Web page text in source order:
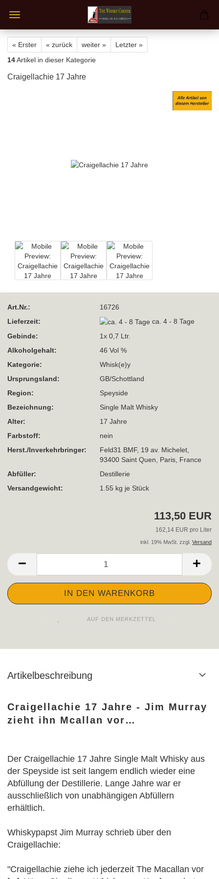
« Erster « zurück weiter »
Letzter »
14Artikel in dieser Kategorie
Craigellachie 17 Jahre
Art.Nr.:
16726
Lieferzeit:
ca. 4 - 8 Tage
Gebinde:
1x 0,7 Ltr.
Alkoholgehalt:
46 Vol %
Kategorie:
Whisk(e)y
Ursprungsland:
GB/Schottland
Region:
Speyside
Bezeichnung:
Single Malt Whisky
Alter:
17 Jahre
Farbstoff:
nein
Herst./Inverkehrbringer:
Feld31 BMF, 19 av. Michelet,
93400 Saint Quen, Paris, France
Abfüller:
Destillerie
Versandgewicht:
1.55 kg je Stück
113,50 EUR
162,14 EUR pro Liter
inkl. 19% MwSt. zzgl. Versand
AUF DEN MERKZETTEL
Artikelbeschreibung
Craigellachie 17 Jahre - Jim Murray
zieht ihn Mcallan vor…
Der Craigellachie 17 Jahre Single Malt Whisky aus
der Speyside ist seit langem endlich wieder eine
Abfüllung der Destillerie. Lange Jahre war er
ausschließlich von unabhängigen Abfüllern
erhältlich.
Whiskypapst Jim Murray schrieb über den
Craigellachie:
"Craigellachie ziehe ich jederzeit The Macallan vor